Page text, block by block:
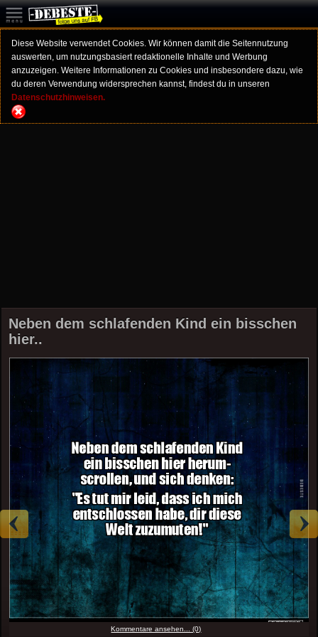
Diese Website verwendet Cookies. Wir können damit die Seitennutzung
auswerten, um nutzungsbasiert redaktionelle Inhalte und Werbung
anzuzeigen. Weitere Informationen zu Cookies und insbesondere dazu, wie
du deren Verwendung widersprechen kannst, findest du in unseren
Datenschutzhinweisen.
Neben dem schlafenden Kind ein bisschen
hier..
Kommentare ansehen... (0)